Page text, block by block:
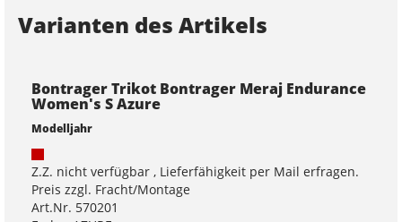
Varianten des Artikels
Bontrager Trikot Bontrager Meraj Endurance
Women's S Azure
Modelljahr
Z.Z. nicht verfügbar , Lieferfähigkeit per Mail erfragen.
Preis zzgl. Fracht/Montage
Art.Nr. 570201